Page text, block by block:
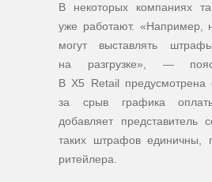
В некоторых компаниях
уже работают. «Например,
могут выставлять
на разгрузке», —
В X5 Retail предусмотрена
за срыв графика
добавляет представитель
таких штрафов единичны,
ритейлера.